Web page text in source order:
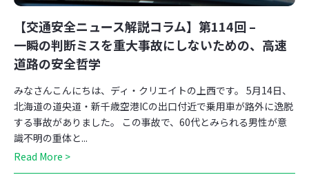
【交通安全ニュース解説コラム】第114回 –
一瞬の判断ミスを重大事故にしないための、高速
道路の安全哲学
みなさんこんにちは、ディ・クリエイトの上西です。 5月14日、
北海道の道央道・新千歳空港ICの出口付近で乗用車が路外に逸脱
する事故がありました。 この事故で、60代とみられる男性が意
識不明の重体と...
Read More >